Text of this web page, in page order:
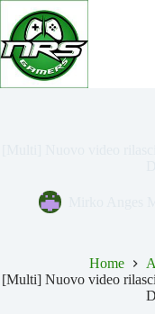
Salta
contenuto
Home
[Multi] Nuovo video